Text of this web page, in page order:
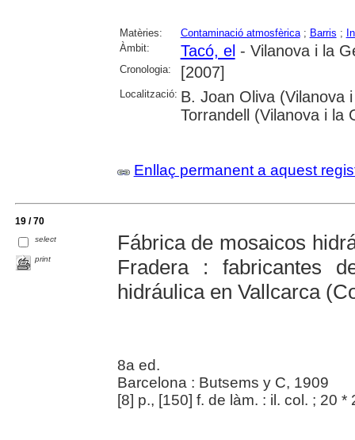
Matèries: Contaminació atmosfèrica; Barris ;
Àmbit:
Tacó, el - Vilanova i la
Cronologia: [2007]
Localització: B. Joan Oliva (Vilanova
Torrandell (Vilanova i la
Enllaç permanent a aquest
19 / 70
select
print
Fábrica de mosaicos
Fradera : fabricantes
hidráulica en Vallcarca
8a ed.
Barcelona : Butsems y C, 1909
[8] p., [150] f. de làm. : il. col. ; 20 *